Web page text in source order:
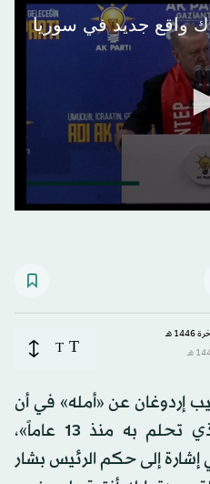
واقع جديد في سوريا
seconds
T
T
إردوغان عن «أمله» في أن
تحظى سوريا بـ«السلام الذي تحلم به منذ 13 عاماً»،
إلى حكم الرئيس بشار